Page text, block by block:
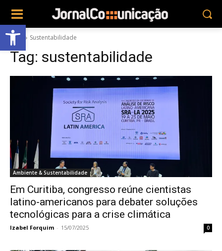
Abrir a barra de ferramentas
Tags Sustentabilidade
Tag: sustentabilidade
Ambiente & Sustentabilidade
Em Curitiba, congresso reúne cientistas
latino-americanos para debater soluções
tecnológicas para a crise climática
Izabel Forquim - 15/07/2025 0